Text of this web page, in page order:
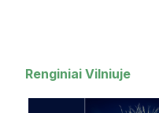
Renginiai Vilniuje